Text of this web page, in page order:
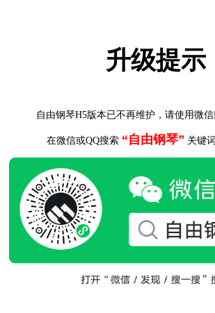
升级提示
自由钢琴H5版本已不再维护，请使用微信
在微信或QQ搜索 “自由钢琴” 关键